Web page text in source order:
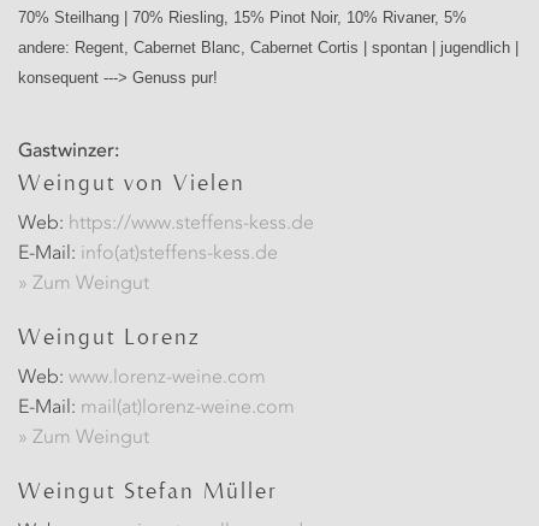
70% Steilhang | 70% Riesling, 15% Pinot Noir, 10% Rivaner, 5%
andere: Regent, Cabernet Blanc, Cabernet Cortis | spontan | jugendlich |
konsequent ---> Genuss pur!
Gastwinzer:
Weingut von Vielen
Web: https://www.steffens-kess.de
E-Mail: info(at)steffens-kess.de
» Zum Weingut
Weingut Lorenz
Web: www.lorenz-weine.com
E-Mail: mail(at)lorenz-weine.com
» Zum Weingut
Weingut Stefan Müller